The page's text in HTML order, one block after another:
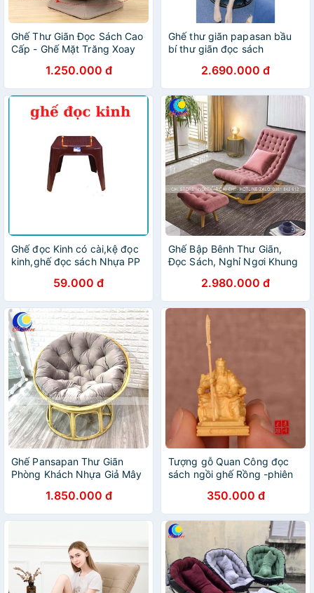
Ghế Thư Giãn Đọc Sách Cao
Cấp - Ghế Mặt Trăng Xoay
1.250.000 đ
Ghế thư giãn papasan bầu
bí thư giãn đọc sách
2.690.000 đ
Ghế đọc Kinh có cài,kệ đọc
kinh,ghế đọc sách Nhựa PP
song long chính hãng màu
nâu cao cấp
59.000 đ
Ghế Bập Bênh Thư Giãn,
Đọc Sách, Nghỉ Ngơi Khung
2.980.000 đ
Ghế Pansapan Thư Giãn
Phòng Khách Nhựa Giả Mây
Sang Chảnh1.850.000 đ
Tượng gỗ Quan Công đọc
sách ngồi ghế Rồng -phiên
350.000 đ